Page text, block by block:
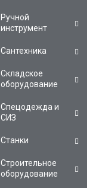
Ручной
инструмент
Сантехника
Складское
оборудование
Спецодежда и
СИЗ
Станки
Строительное
оборудование